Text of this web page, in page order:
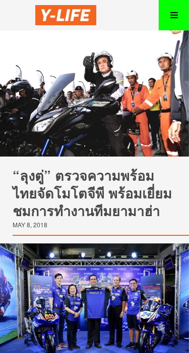
“ลุงตู่” ตรวจความพร้อม
ไทยจัดโมโตจีพี พร้อมเยี่ยม
ชมการทำงานทีมยามาฮ่า
MAY 8, 2018